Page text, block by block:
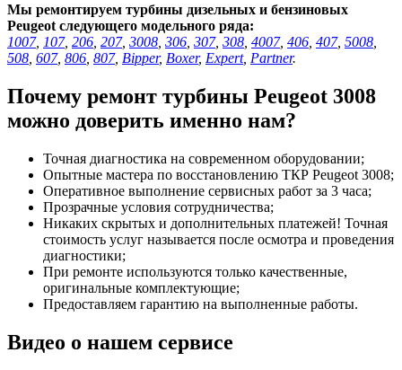
Мы ремонтируем турбины дизельных и бензиновых
Peugeot следующего модельного ряда:
1007, 107, 206 207, 3008 306 307, 308 4007, 406 407, 5008
508 607, 806 807, Bipper, Boxer, Expert, Partner.
Почему ремонт турбины Peugeot 3008
можно доверить именно нам?
Точная диагностика на современном оборудовании;
Опытные мастера по восстановлению ТКР Peugeot 3008;
Оперативное выполнение сервисных работ за 3 часа;
Прозрачные условия сотрудничества;
Никаких скрытых и дополнительных платежей! Точная
стоимость услуг называется после осмотра и проведения
диагностики;
При ремонте используются только качественные,
оригинальные комплектующие;
Предоставляем гарантию на выполненные работы.
Видео о нашем сервисе